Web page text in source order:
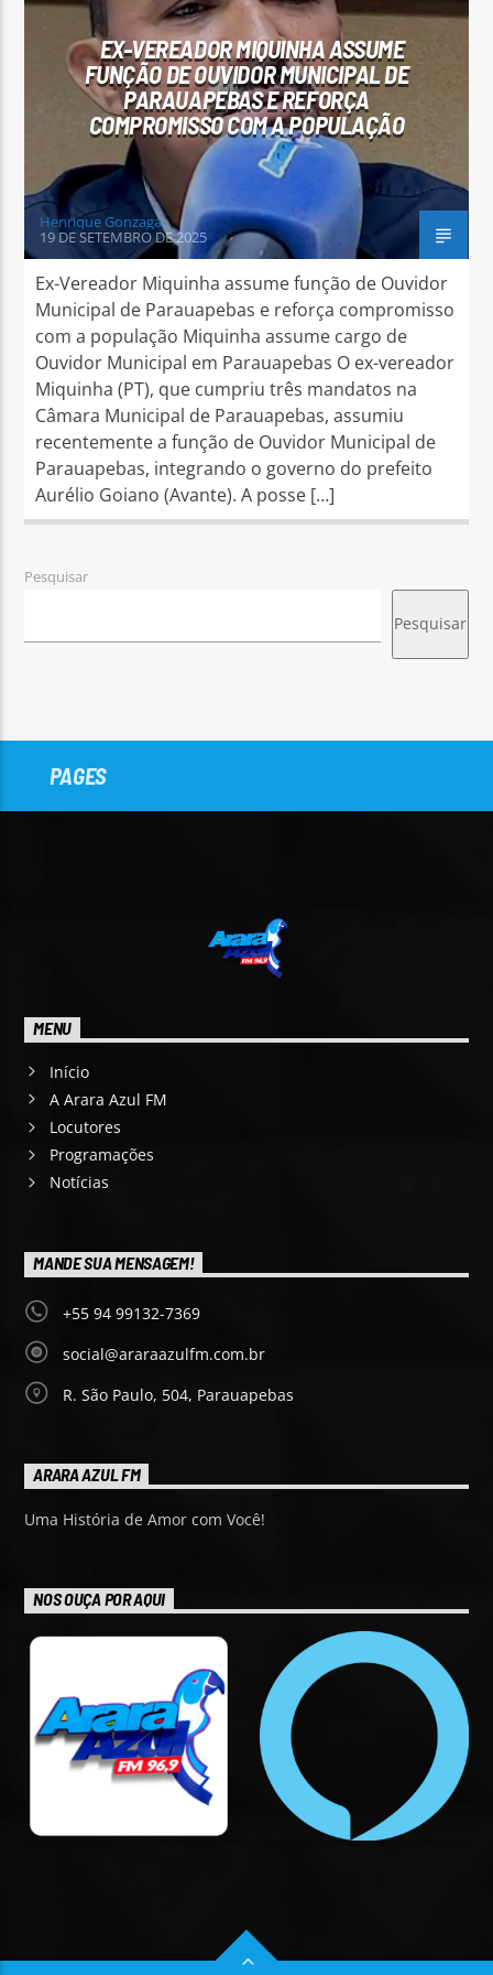
Arara Azul FM
EX-VEREADOR MIQUINHA ASSUME
FUNÇÃO DE OUVIDOR MUNICIPAL DE
PARAUAPEBAS E REFORÇA
COMPROMISSO COM A POPULAÇÃO
Henrique Gonzaga
19 DE SETEMBRO DE 2025
Ex-Vereador Miquinha assume função de Ouvidor
Municipal de Parauapebas e reforça compromisso
com a população Miquinha assume cargo de
Ouvidor Municipal em Parauapebas O ex-vereador
Miquinha (PT), que cumpriu três mandatos na
Câmara Municipal de Parauapebas, assumiu
recentemente a função de Ouvidor Municipal de
Parauapebas, integrando o governo do prefeito
Aurélio Goiano (Avante). A posse […]
Pesquisar
Pesquisar
PAGES
MENU
Início
A Arara Azul FM
Locutores
Programações
Notícias
MANDE SUA MENSAGEM!
+55 94 99132-7369
social@araraazulfm.com.br
R. São Paulo, 504, Parauapebas
ARARA AZUL FM
Uma História de Amor com Você!
NOS OUÇA POR AQUI